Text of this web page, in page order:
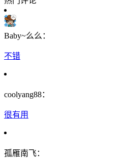
Baby~么么：
不错
coolyang88：
很有用
孤雁南飞：